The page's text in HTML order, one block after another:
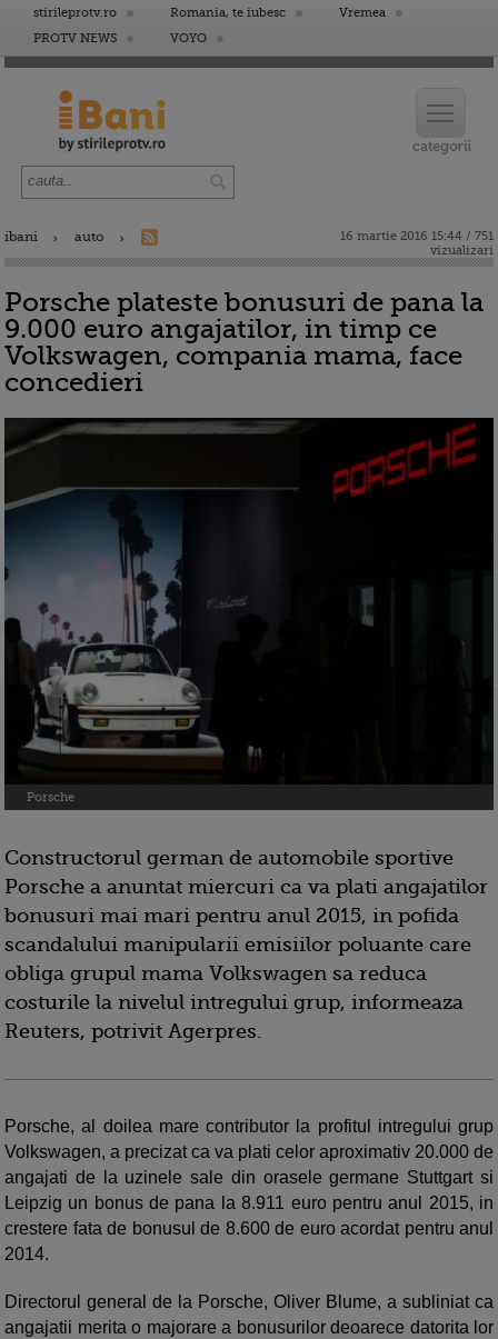
stirileprotv.ro Romania, te iubesc
Vremea
PROTV NEWS
VOYO
ibani auto
16 martie 2016 15:44 / 751
vizualizari
Porsche plateste bonusuri de pana la
9.000 euro angajatilor, in timp ce
Volkswagen, compania mama, face
concedieri
Porsche
Constructorul german de automobile sportive
Porsche a anuntat miercuri ca va plati angajatilor
bonusuri mai mari pentru anul 2015, in pofida
scandalului manipularii emisiilor poluante care
obliga grupul mama Volkswagen sa reduca
costurile la nivelul intregului grup, informeaza
Reuters, potrivit Agerpres.
Porsche, al doilea mare contributor la profitul intregului grup
Volkswagen, a precizat ca va plati celor aproximativ 20.000 de
angajati de la uzinele sale din orasele germane Stuttgart si
Leipzig un bonus de pana la 8.911 euro pentru anul 2015, in
crestere fata de bonusul de 8.600 de euro acordat pentru anul
2014.
Directorul general de la Porsche, Oliver Blume, a subliniat ca
angajatii merita o majorare a bonusurilor deoarece datorita lor